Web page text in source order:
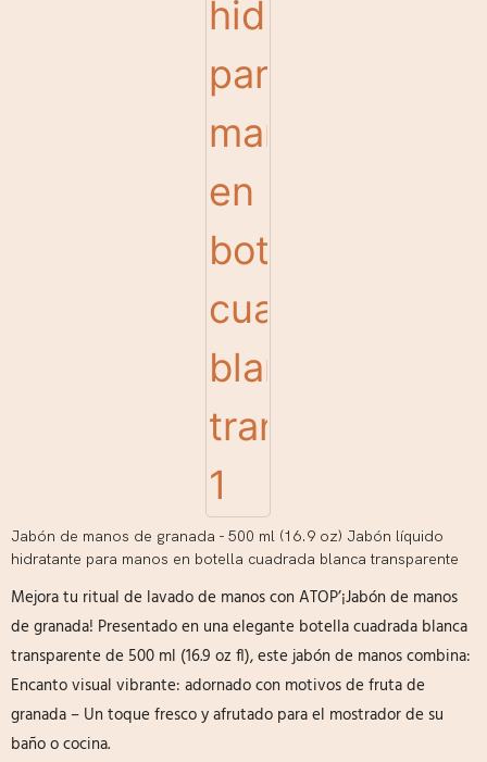
Jabón de manos de granada - 500 ml (16.9 oz) Jabón líquido
hidratante para manos en botella cuadrada blanca transparente
Mejora tu ritual de lavado de manos con ATOP’¡Jabón de manos
de granada! Presentado en una elegante botella cuadrada blanca
transparente de 500 ml (16.9 oz fl), este jabón de manos combina:
Encanto visual vibrante: adornado con motivos de fruta de
granada – Un toque fresco y afrutado para el mostrador de su
baño o cocina.